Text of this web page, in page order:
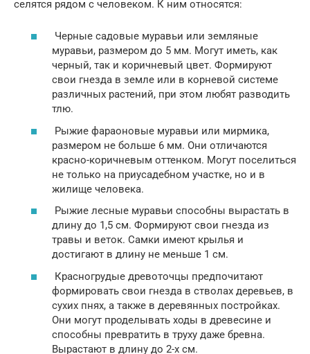
селятся рядом с человеком. К ним относятся:
Черные садовые муравьи или земляные
муравьи, размером до 5 мм. Могут иметь, как
черный, так и коричневый цвет. Формируют
свои гнезда в земле или в корневой системе
различных растений, при этом любят разводить
тлю.
Рыжие фараоновые муравьи или мирмика,
размером не больше 6 мм. Они отличаются
красно-коричневым оттенком. Могут поселиться
не только на приусадебном участке, но и в
жилище человека.
Рыжие лесные муравьи способны вырастать в
длину до 1,5 см. Формируют свои гнезда из
травы и веток. Самки имеют крылья и
достигают в длину не меньше 1 см.
Красногрудые древоточцы предпочитают
формировать свои гнезда в стволах деревьев, в
сухих пнях, а также в деревянных постройках.
Они могут проделывать ходы в древесине и
способны превратить в труху даже бревна.
Вырастают в длину до 2-х см.